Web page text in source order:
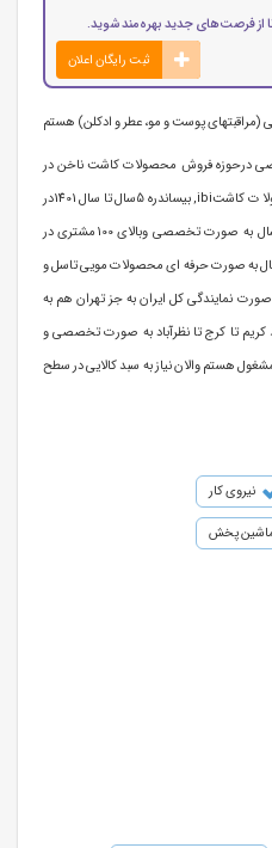
از فرصت‌های جدید بهره‌مند شوید.
ثبت رایگان اعلان
(مراقبتهای پوست و مو، عطر و ادکلن) هستم
صورت تخصصی درحوزه فروش محصولات کاشت ناخن در
سراسر ایران به جز تهران فعالیت دارد محصولا ت کاشتibi, بیساندره 5سال تا سال 1401در
مجموعه من ومحصولات مادام به مدت 2سال به صورت تخصصی وبالای 100مشتری در
به صورت حرفه ای محصولات مویی تاسل و
به صورت نمایندگی کل ایران به جز تهران هم به
کریم تا کرج تا نظرآباد به صورت تخصصی و
هستم والان نیاز به سبد کالایی در سطح
نیروی کار
پخش